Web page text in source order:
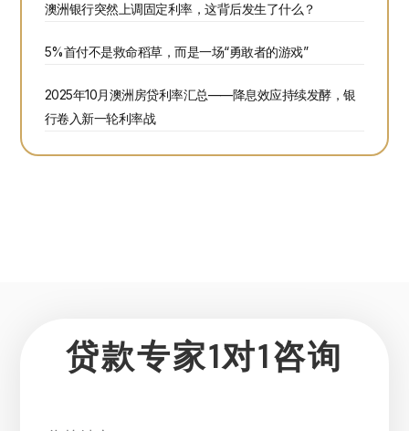
澳洲银行突然上调固定利率，这背后发生了什么？
5%首付不是救命稻草，而是一场“勇敢者的游戏”
2025年10月澳洲房贷利率汇总——降息效应持续发酵，银
行卷入新一轮利率战
贷款专家1对1咨询